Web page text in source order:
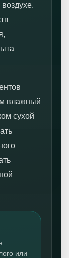
влажный
сухой
или